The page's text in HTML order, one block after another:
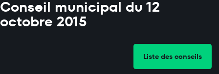
Conseil municipal du 12
octobre 2015
Liste des conseils